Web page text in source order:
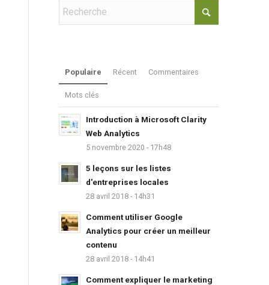
Populaire Récent Commentaires
Mots clés
Introduction à Microsoft Clarity
Web Analytics
5 novembre 2020 - 17h48
5 leçons sur les listes
d'entreprises locales
28 avril 2018 - 14h31
Comment utiliser Google
Analytics pour créer un meilleur
contenu
28 avril 2018 - 14h41
Comment expliquer le marketing